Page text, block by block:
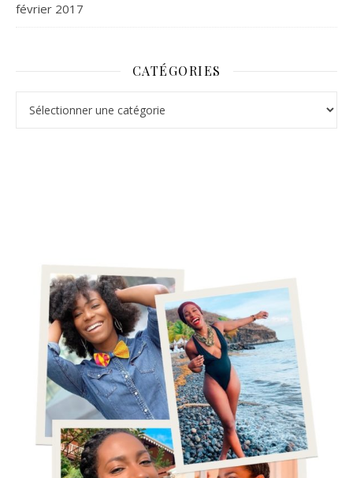
février 2017
CATÉGORIES